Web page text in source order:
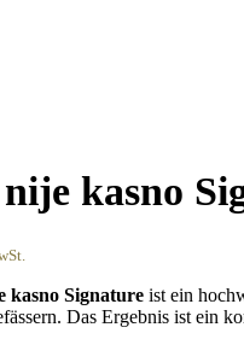
kasno
kasno Signature ist ein
Das Ergebnis ist ein